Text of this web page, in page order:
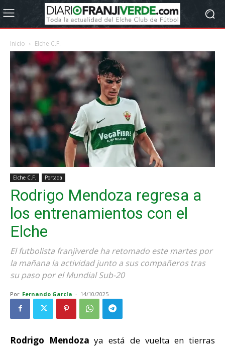
Inicio Elche C.F.
Elche C.F. Portada
Rodrigo Mendoza regresa a
los entrenamientos con el
Elche
El futbolista franjiverde ha retomado este martes por
la mañana la actividad junto a sus compañeros tras
su paso por el Mundial Sub-20
Por Fernando García - 14/10/2025
Rodrigo Mendoza ya está de vuelta en tierras